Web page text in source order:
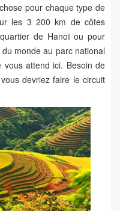
pour chaque type de
les 3 200 km de côtes
de Hanoï ou pour
monde au parc national
vous attend ici. Besoin de
devriez faire le circuit